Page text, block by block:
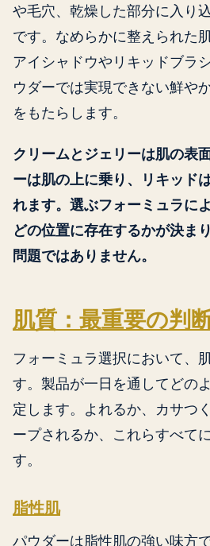
や毛穴、乾燥した部分に入り
です。なめらかに整えられた
アイシャドウやリキッドブラ
ウダーでは実現できない鮮や
をもたらします。
クリームとジェリーは肌の表
ーは肌の上に乗り、リキッド
れます。選ぶフォーミュラに
どの位置に存在するかが決ま
問題ではありません。
肌質：最重要の判
フォーミュラ選択において、
す。製品が一日を通してどの
定します。よれるか、カサつ
ープされるか、これらすべて
す。
脂性肌
パウダーは脂性肌の強い味方